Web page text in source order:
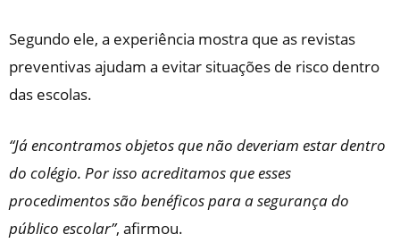
Segundo ele, a experiência mostra que as revistas
preventivas ajudam a evitar situações de risco dentro
das escolas.
“Já encontramos objetos que não deveriam estar dentro
do colégio. Por isso acreditamos que esses
procedimentos são benéficos para a segurança do
público escolar”, afirmou.